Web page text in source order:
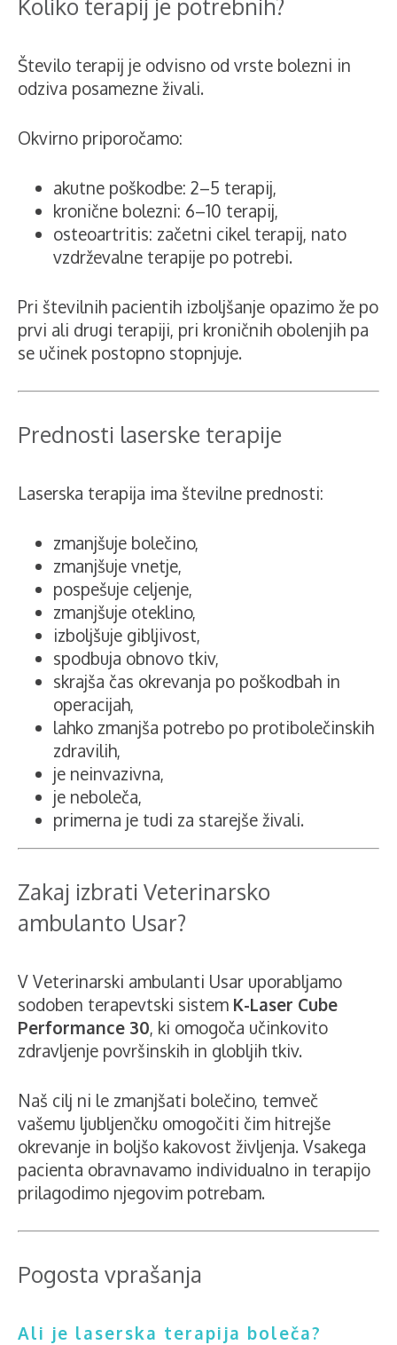
Koliko terapij je potrebnih?
Število terapij je odvisno od vrste bolezni in
odziva posamezne živali.
Okvirno priporočamo:
akutne poškodbe: 2–5 terapij,
kronične bolezni: 6–10 terapij,
osteoartritis: začetni cikel terapij, nato
vzdrževalne terapije po potrebi.
Pri številnih pacientih izboljšanje opazimo že po
prvi ali drugi terapiji, pri kroničnih obolenjih pa
se učinek postopno stopnjuje.
Prednosti laserske terapije
Laserska terapija ima številne prednosti:
zmanjšuje bolečino,
zmanjšuje vnetje,
pospešuje celjenje,
zmanjšuje oteklino,
izboljšuje gibljivost,
spodbuja obnovo tkiv,
skrajša čas okrevanja po poškodbah in
operacijah,
lahko zmanjša potrebo po protibolečinskih
zdravilih,
je neinvazivna,
je neboleča,
primerna je tudi za starejše živali.
Zakaj izbrati Veterinarsko
ambulanto Usar?
V Veterinarski ambulanti Usar uporabljamo
sodoben terapevtski sistem K-Laser Cube
Performance 30, ki omogoča učinkovito
zdravljenje površinskih in globljih tkiv.
Naš cilj ni le zmanjšati bolečino, temveč
vašemu ljubljenčku omogočiti čim hitrejše
okrevanje in boljšo kakovost življenja. Vsakega
pacienta obravnavamo individualno in terapijo
prilagodimo njegovim potrebam.
Pogosta vprašanja
Ali je laserska terapija boleča?